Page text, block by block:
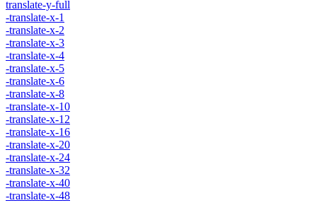
translate-y-full
-translate-x-1
-translate-x-2
-translate-x-3
-translate-x-4
-translate-x-5
-translate-x-6
-translate-x-8
-translate-x-10
-translate-x-12
-translate-x-16
-translate-x-20
-translate-x-24
-translate-x-32
-translate-x-40
-translate-x-48